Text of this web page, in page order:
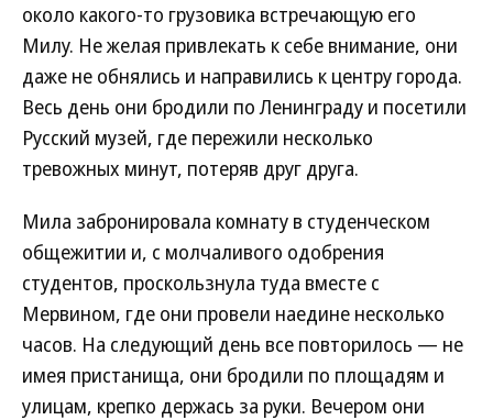
около какого-то грузовика встречающую его
Милу. Не желая привлекать к себе внимание, они
даже не обнялись и направились к центру города.
Весь день они бродили по Ленинграду и посетили
Русский музей, где пережили несколько
тревожных минут, потеряв друг друга.
Мила забронировала комнату в студенческом
общежитии и, с молчаливого одобрения
студентов, проскользнула туда вместе с
Мервином, где они провели наедине несколько
часов. На следующий день все повторилось — не
имея пристанища, они бродили по площадям и
улицам, крепко держась за руки. Вечером они